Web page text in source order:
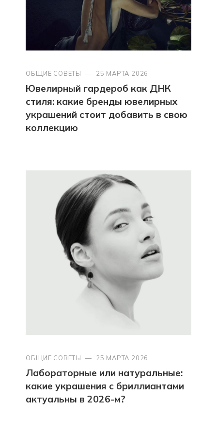
ОБЩИЕ СОВЕТЫ — 25 МАРТА 2026
Ювелирный гардероб как ДНК
стиля: какие бренды ювелирных
украшений стоит добавить в свою
коллекцию
ОБЩИЕ СОВЕТЫ — 25 МАРТА 2026
Лабораторные или натуральные:
какие украшения с бриллиантами
актуальны в 2026-м?